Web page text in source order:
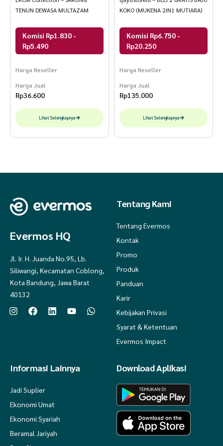
TENUN DEWASA MULTAZAM
Komisi Rp1.830 -
Rp5.490
Harga Reseller
Harga Jual
Rp36.600
Lihat Selengkapnya
KOKO (MUKENA 2IN1 MUTIARA)
Komisi Rp6.750 -
Rp20.250
Harga Reseller
Harga Jual
Rp135.000
Lihat Selengkapnya
Evermos HQ
Jl. Ir. H. Juanda No.95, Lb.
Siliwangi, Kecamatan Coblong,
Kota Bandung, Jawa Barat
40132
Tentang Kami
Tentang Evermos
Kontak
Promo
Produk
Panduan
Karir
Kebijakan Privasi
Syarat & Ketentuan
Evermos Impact
Informasi Lainnya
Jadi Suplier
Ekonomi Umat
Ekonomi Syariah
Beramal Jariyah
Download Aplikasi